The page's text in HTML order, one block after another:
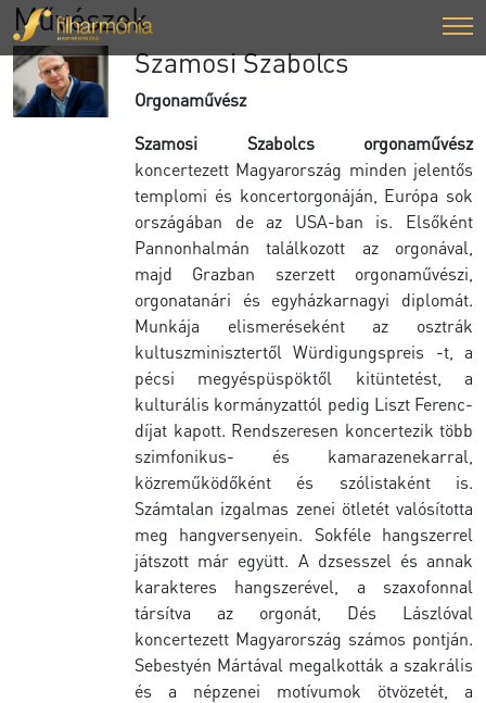
Művészek
Szamosi Szabolcs
Orgonaművész
Szamosi Szabolcs orgonaművész
koncertezett Magyarország minden jelentős
templomi és koncertorgonáján, Európa sok
országában de az USA-ban is. Elsőként
Pannonhalmán találkozott az orgonával,
majd Grazban szerzett orgonaművészi,
orgonatanári és egyházkarnagyi diplomát.
Munkája elismeréseként az osztrák
kultuszminisztertől Würdigungspreis -t, a
pécsi megyéspüspöktől kitüntetést, a
kulturális kormányzattól pedig Liszt Ferenc-
díjat kapott. Rendszeresen koncertezik több
szimfonikus- és kamarazenekarral,
közreműködőként és szólistaként is.
Számtalan izgalmas zenei ötletét valósította
meg hangversenyein. Sokféle hangszerrel
játszott már együtt. A dzsesszel és annak
karakteres hangszerével, a szaxofonnal
társítva az orgonát, Dés Lászlóval
koncertezett Magyarország számos pontján.
Sebestyén Mártával megalkották a szakrális
és a népzenei motívumok ötvözetét, a